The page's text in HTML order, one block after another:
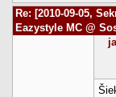
Re: [2010-09-05,
Eazystyle MC @